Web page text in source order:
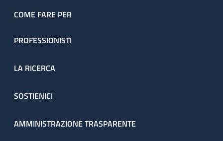
COME FARE PER
PROFESSIONISTI
LA RICERCA
SOSTIENICI
AMMINISTRAZIONE TRASPARENTE